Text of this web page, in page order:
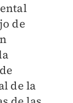
de
de la